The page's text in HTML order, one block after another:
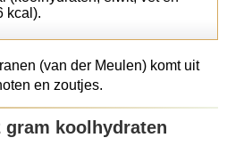
kcal).
(van der Meulen) komt uit
en zoutjes.
gram koolhydraten